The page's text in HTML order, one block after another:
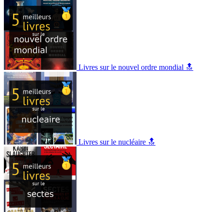
Livres sur le nouvel ordre mondial 🔝
Livres sur le nucléaire 🔝